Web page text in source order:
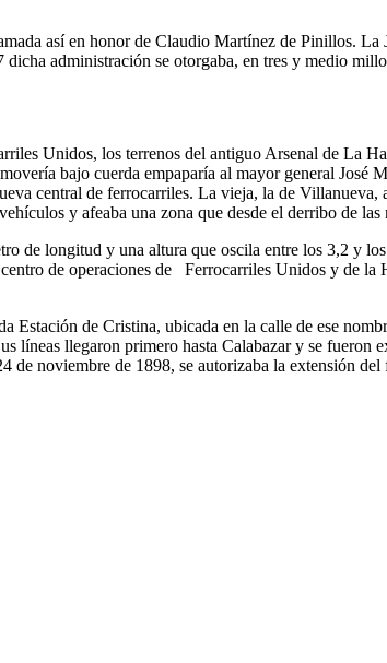
así en honor de Claudio Martínez de Pinillos.
administración se otorgaba, en tres y medio
Unidos, los terrenos del antiguo Arsenal de La
bajo cuerda empaparía al mayor general José
central de ferrocarriles. La vieja, la de Villanueva,
y afeaba una zona que desde el derribo de
de longitud y una altura que oscila entre los 3,2 y
de operaciones de Ferrocarriles Unidos y de la
Estación de Cristina, ubicada en la calle de ese
líneas llegaron primero hasta Calabazar y se fueron
noviembre de 1898, se autorizaba la extensión